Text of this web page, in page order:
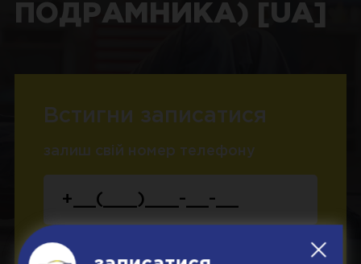
ПОДРАМНИКА) [UA]
Встигни записатися
залиш свій номер телефону